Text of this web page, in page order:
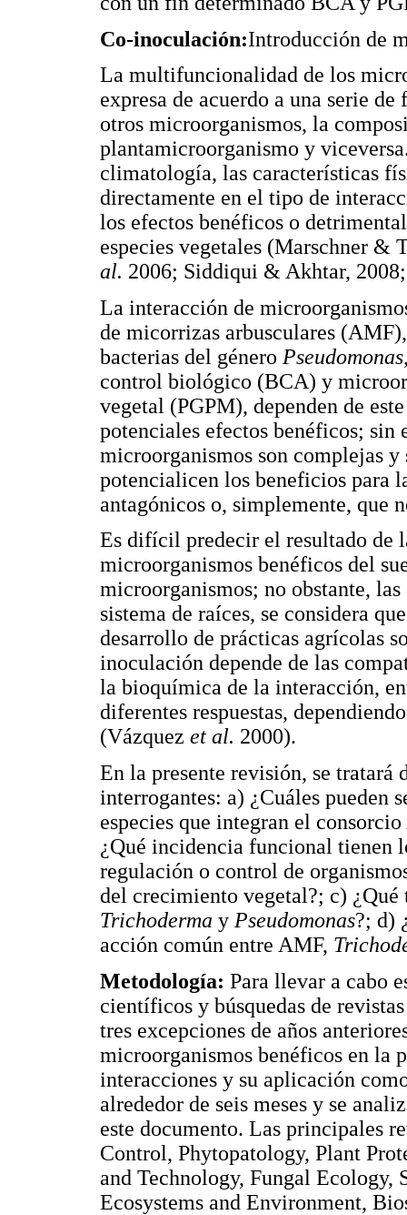
Co-inoculación:Introducción de
La multifuncionalidad de los
expresa de acuerdo a una serie
otros microorganismos, la
plantamicroorganismo y
climatología, las características
directamente en el tipo de
los efectos benéficos o
especies vegetales (Marschner
al. 2006; Siddiqui & Akhtar,
La interacción de
de micorrizas arbusculares
bacterias del género Pseudomonas
control biológico (BCA) y
vegetal (PGPM), dependen de
potenciales efectos benéficos; sin
microorganismos son complejas y
potencialicen los beneficios para
antagónicos o, simplemente, que
Es difícil predecir el resultado de
microorganismos benéficos del
microorganismos; no obstante,
sistema de raíces, se considera
desarrollo de prácticas agrícolas
inoculación depende de las
la bioquímica de la interacción,
diferentes respuestas,
(Vázquez et al. 2000).
En la presente revisión, se tratará
interrogantes: a) ¿Cuáles pueden
especies que integran el
¿Qué incidencia funcional tienen
regulación o control de
del crecimiento vegetal?; c)
Trichoderma y Pseudomonas?; d)
acción común entre AMF,
Metodología: Para llevar a cabo
científicos y búsquedas de
tres excepciones de años
microorganismos benéficos en la
interacciones y su aplicación
alrededor de seis meses y se
este documento. Las principales
Control, Phytopatology, Plant
and Technology, Fungal
Ecosystems and Environment,